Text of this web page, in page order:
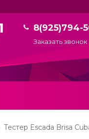
8(925)794-
Заказать звонок
Тестер Escada Brisa